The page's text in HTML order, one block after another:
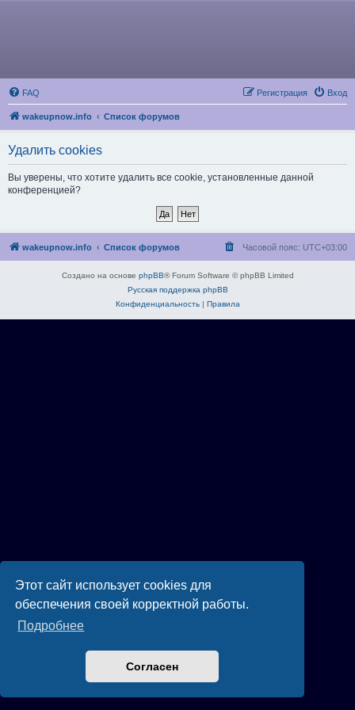
Этот сайт использует cookies для
обеспечения своей корректной работы.
Подробнее
Согласен
FAQ Вход
Регистрация
wakeupnow.info Список форумов
Удалить cookies
Вы уверены, что хотите удалить все cookie, установленные данной
конференцией?
wakeupnow.info Список форумов Часовой пояс: UTC+03:00
Создано на основе phpBB® Forum Software © phpBB Limited
Русская поддержка phpBB
Конфиденциальность| Правила